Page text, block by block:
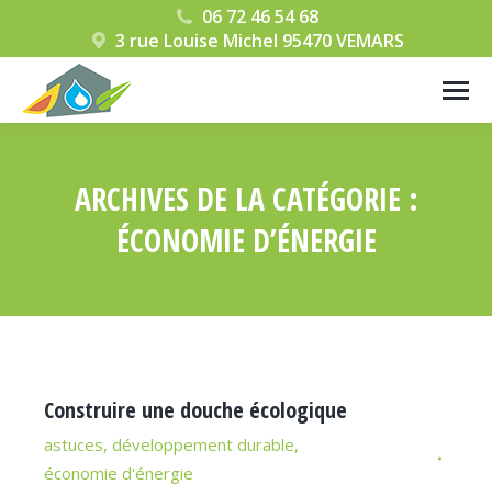
06 72 46 54 68
3 rue Louise Michel 95470 VEMARS
ARCHIVES DE LA CATÉGORIE :
ÉCONOMIE D’ÉNERGIE
Construire une douche écologique
astuces, développement durable,
économie d'énergie